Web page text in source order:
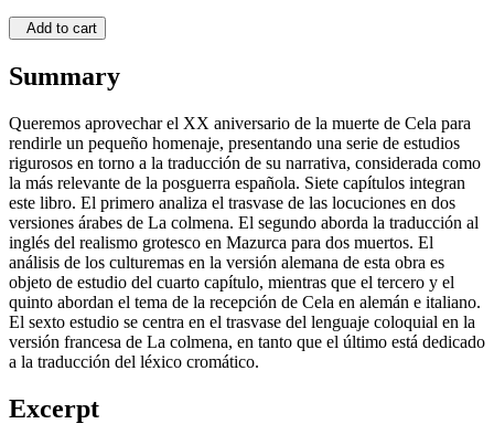
Add to cart
Summary
Queremos aprovechar el XX aniversario de la muerte de Cela para
rendirle un pequeño homenaje, presentando una serie de estudios
rigurosos en torno a la traducción de su narrativa, considerada como
la más relevante de la posguerra española. Siete capítulos integran
este libro. El primero analiza el trasvase de las locuciones en dos
versiones árabes de La colmena. El segundo aborda la traducción al
inglés del realismo grotesco en Mazurca para dos muertos. El
análisis de los culturemas en la versión alemana de esta obra es
objeto de estudio del cuarto capítulo, mientras que el tercero y el
quinto abordan el tema de la recepción de Cela en alemán e italiano.
El sexto estudio se centra en el trasvase del lenguaje coloquial en la
versión francesa de La colmena, en tanto que el último está dedicado
a la traducción del léxico cromático.
Excerpt